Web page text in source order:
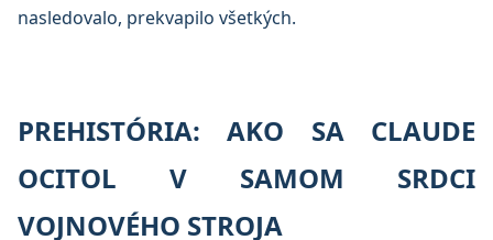
nasledovalo, prekvapilo všetkých.
PREHISTÓRIA: AKO SA CLAUDE
OCITOL V SAMOM SRDCI
VOJNOVÉHO STROJA